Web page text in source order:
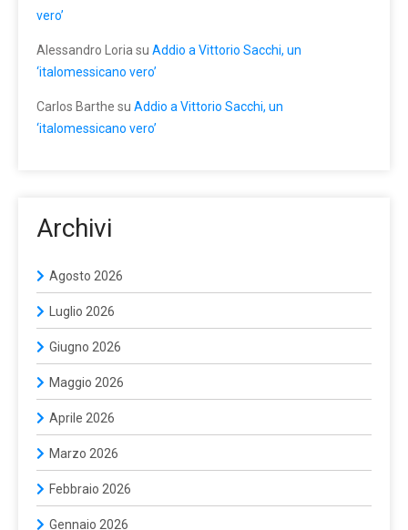
vero’
Alessandro Loria su Addio a Vittorio Sacchi, un
‘italomessicano vero’
Carlos Barthe su Addio a Vittorio Sacchi, un
‘italomessicano vero’
Archivi
Agosto 2026
Luglio 2026
Giugno 2026
Maggio 2026
Aprile 2026
Marzo 2026
Febbraio 2026
Gennaio 2026